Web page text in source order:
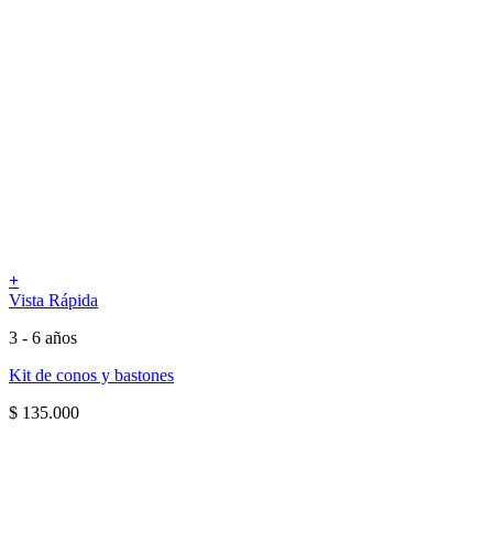
+
Vista Rápida
3 - 6 años
Kit de conos y bastones
$ 135.000